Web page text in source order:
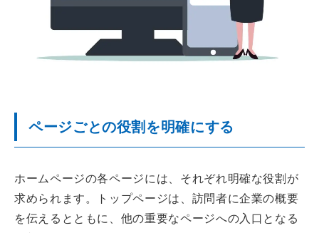
ページごとの役割を明確にする
ホームページの各ページには、それぞれ明確な役割が
求められます。トップページは、訪問者に企業の概要
を伝えるとともに、他の重要なページへの入口となる